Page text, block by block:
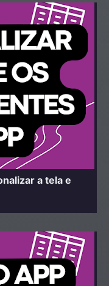
a tela e